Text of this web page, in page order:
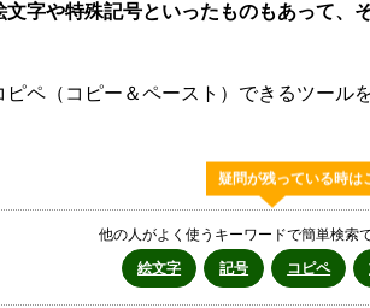
字や特殊記号といったものもあって、
ペ（コピー＆ペースト）できるツール
疑問が残っている時は
他の人がよく使うキーワードで簡単検索
絵文字
記号 コピペ